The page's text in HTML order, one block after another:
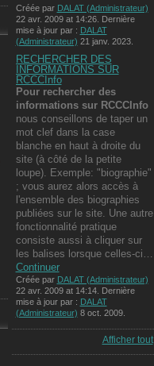
Créée par DALAT (Administrateur)
22 avr. 2009 at 14:26. Dernière
mise à jour par : DALAT
(Administrateur) 21 janv. 2023.
RECHERCHER DES
INFORMATIONS SUR
RCCCInfo
Pour rechercher des
informations sur RCCCInfo
nous conseillons de taper un
mot clef dans la case
blanche en haut à droite du
site (à côté de la petite
loupe). Exemple: "biographie"
; vous aurez alors accès à
l'ensemble des biographies
publiées sur le site. Une autre
fonctionnalité pratique
consiste aussi à cliquer sur
les balises lorsque celles-ci…
Continuer
Créée par DALAT (Administrateur)
22 avr. 2009 at 14:14. Dernière
mise à jour par : DALAT
(Administrateur) 8 oct. 2009.
Afficher tout